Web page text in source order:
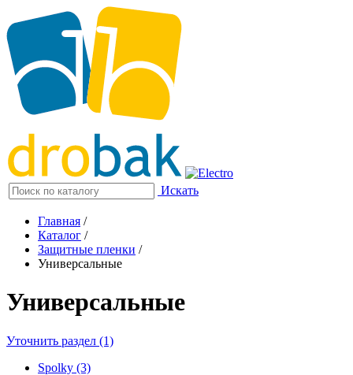
Искать
Главная /
Каталог /
Защитные пленки /
Универсальные
Универсальные
Уточнить раздел (1)
Spolky (3)